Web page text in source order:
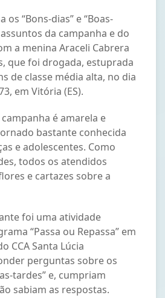
os “Bons-dias” e “Boas-
da campanha e do
a menina Araceli Cabrera
que foi drogada, estuprada
de classe média alta, no dia
em Vitória (ES).
é amarela e
bastante conhecida
e adolescentes. Como
todos os atendidos
e cartazes sobre a
foi uma atividade
“Passa ou Repassa” em
CCA Santa Lúcia
perguntas sobre os
tardes” e, cumpriam
sabiam as respostas.